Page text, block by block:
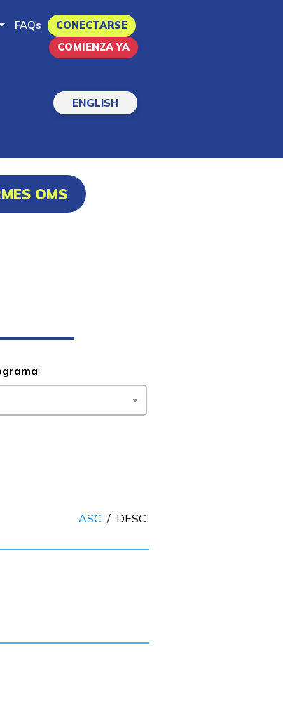
FAQs
CONECTARSE
COMIENZA YA
ENGLISH
OMS
ASC / DESC